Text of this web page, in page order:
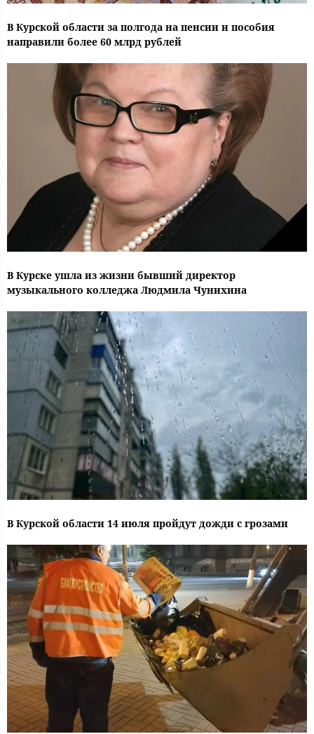
В Курской области за полгода на пенсии и пособия
направили более 60 млрд рублей
В Курске ушла из жизни бывший директор
музыкального колледжа Людмила Чунихина
В Курской области 14 июля пройдут дожди с грозами